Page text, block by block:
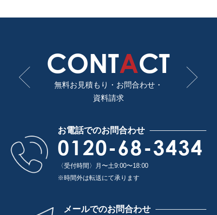
CONTACT
無料お見積もり・お問合わせ・
資料請求
お電話でのお問合わせ
0120-68-3434
〈受付時間〉月〜土9:00〜18:00
※時間外は転送にて承ります
メールでのお問合わせ